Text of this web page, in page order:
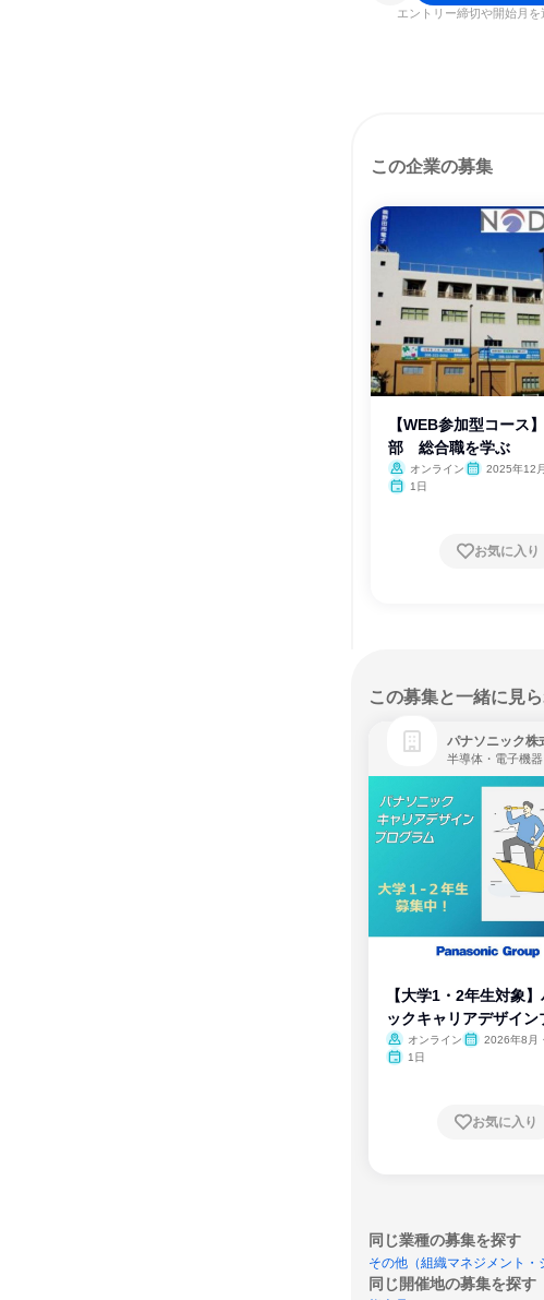
エントリー締切や開始月
この企業の募集
【WEB参加型コース
部 総合職を学ぶ
オンライン
2025年12月
1日
お気に入り
この募集と一緒に見
パナソニック株
半導体・電子機
【大学1・2年生対象
ックキャリアデザイン
ム
オンライン
2026年8月
1日
お気に入り
同じ業種の募集を探す
その他（組織マネジメント・
同じ開催地の募集を探す